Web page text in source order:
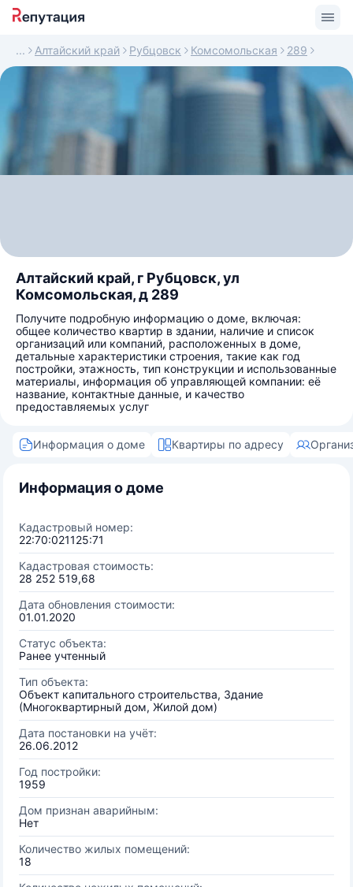
Алтайский край Рубцовск Комсомольская 289
Алтайский край, г Рубцовск, ул
Комсомольская, д 289
Получите подробную информацию о доме, включая:
общее количество квартир в здании, наличие и список
организаций или компаний, расположенных в доме,
детальные характеристики строения, такие как год
постройки, этажность, тип конструкции и использованные
материалы, информация об управляющей компании: её
название, контактные данные, и качество
предоставляемых услуг
Информация о доме Квартиры по адресу
Информация о доме
Кадастровый номер:
22:70:021125:71
Кадастровая стоимость:
28 252 519,68
Дата обновления стоимости:
01.01.2020
Статус объекта:
Ранее учтенный
Тип объекта:
Объект капитального строительства, Здание
(Многоквартирный дом, Жилой дом)
Дата постановки на учёт:
26.06.2012
Год постройки:
1959
Дом признан аварийным:
Нет
Количество жилых помещений:
18